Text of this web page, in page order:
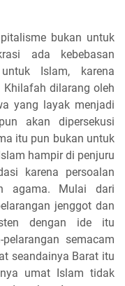
bukan untuk
ada kebebasan
Islam, karena
Khilafah dilarang oleh
yang layak menjadi
akan dipersekusi
itu pun bukan untuk
hampir di penjuru
karena persoalan
agama. Mulai dari
jenggot dan
dengan ide itu
semacam
seandainya Barat itu
umat Islam tidak